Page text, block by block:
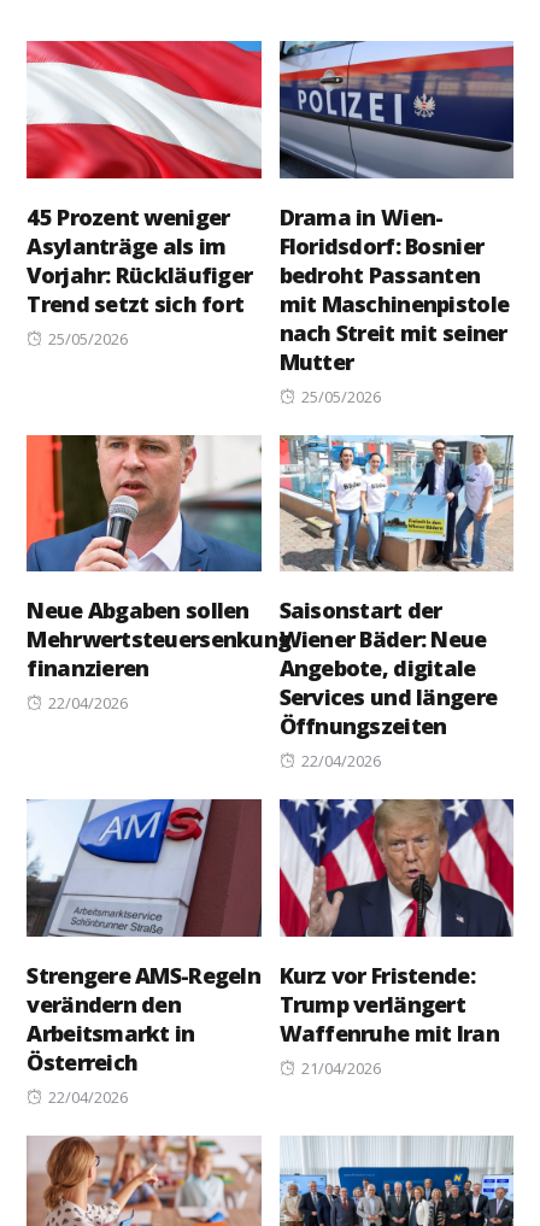
45 Prozent weniger
Asylanträge als im
Vorjahr: Rückläufiger
Trend setzt sich fort
Posted
25/05/2026
Drama in Wien-
Floridsdorf: Bosnier
bedroht Passanten
mit Maschinenpistole
nach Streit mit seiner
Mutter
Posted
25/05/2026
Neue Abgaben sollen
Mehrwertsteuersenkung
finanzieren
Posted
22/04/2026
Saisonstart der
Wiener Bäder: Neue
Angebote, digitale
Services und längere
Öffnungszeiten
Posted
22/04/2026
Strengere AMS-Regeln
verändern den
Arbeitsmarkt in
Österreich
Posted
22/04/2026
Kurz vor Fristende:
Trump verlängert
Waffenruhe mit Iran
Posted
21/04/2026